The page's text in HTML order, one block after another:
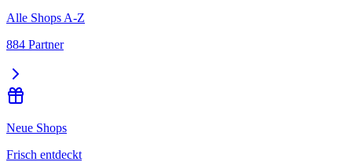
Alle Shops A-Z
884 Partner
Neue Shops
Frisch entdeckt